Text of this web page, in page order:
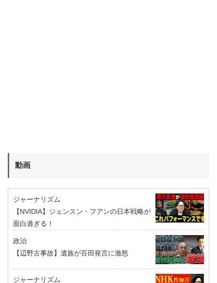
動画
ジャーナリズム
【NVIDIA】ジェンスン・フアンの日本戦略が
面白過ぎる！
政治
【辺野古事故】遺族が百田発言に激怒
ジャーナリズム